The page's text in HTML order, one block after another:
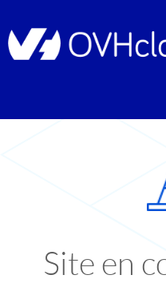
Site en